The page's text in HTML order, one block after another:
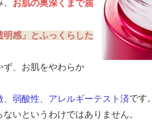
お肌の奥深くまで届
明感」とふっくらした
ず、お肌をやわらか
弱酸性、アレルギーテスト済です。
いというわけではありません。